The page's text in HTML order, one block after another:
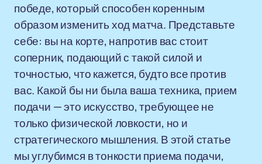
победе, который способен коренным
образом изменить ход матча. Представьте
себе: вы на корте, напротив вас стоит
соперник, подающий с такой силой и
точностью, что кажется, будто все против
вас. Какой бы ни была ваша техника, прием
подачи — это искусство, требующее не
только физической ловкости, но и
стратегического мышления. В этой статье
мы углубимся в тонкости приема подачи,